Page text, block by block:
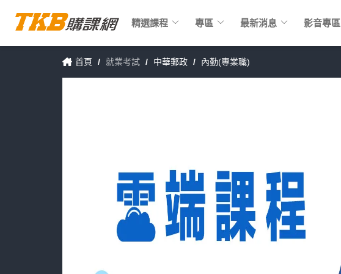
首頁 / 就業考試 / 中華郵政 / 內勤(專業職)
精選課程 keyboard_arrow_down 專區 keyboard_arrow_down 最新消息 keyboard_arrow_down 影音專區